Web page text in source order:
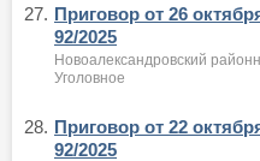
27. Приговор от 26
92/2025
Новоалександровский
Уголовное
28. Приговор от 22
92/2025